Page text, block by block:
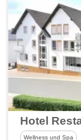
Hotel
Wellness und Spa